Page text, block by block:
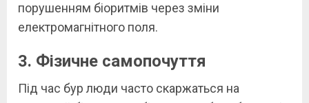
порушенням біоритмів через зміни
електромагнітного поля.
3. Фізичне самопочуття
Під час бур люди часто скаржаться на